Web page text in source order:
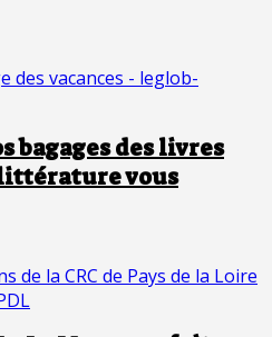
bagages des livres
vous